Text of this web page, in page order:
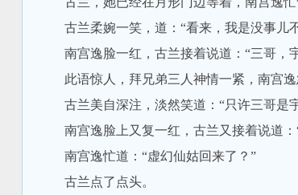
古兰柔婉一笑，道：“看来，我是没事儿
南宫逸脸一红，古兰接着说道：“三哥，
此语惊人，拜兄弟三人神情一紧，南宫逸
古兰美自深注，淡然笑道：“只许三哥是
南宫逸脸上又复一红，古兰又接着说道：
南宫逸忙道：“虚幻仙姑回来了？”
古兰点了点头。